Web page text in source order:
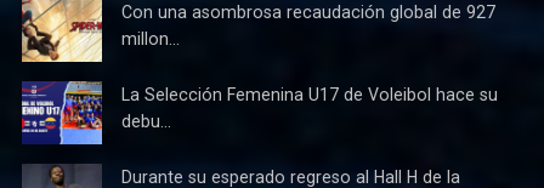
Con una asombrosa recaudación global de 927
millon...
La Selección Femenina U17 de Voleibol hace su
debu...
Durante su esperado regreso al Hall H de la